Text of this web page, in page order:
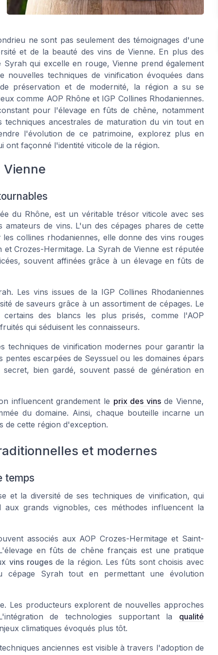
ne sont pas seulement des témoignages d'une
et de la beauté desvins de Vienne. En plus des
Syrah qui excelle en rouge, Vienne prend également
nouvelles techniques de vinification évoquées dans
préservation et de modernité, la région a su se
comme AOP Rhône et IGP Collines Rhodaniennes.
pour l'élevage en fûts de chêne, notamment
techniques ancestrales de maturation du vin tout en
l'évolution de ce patrimoine, explorez plus en
ont façonné l'identité viticole de la région.
du Rhône, est un véritable trésor viticole avec ses
amateurs de vins. L'un des cépages phares de cette
collines rhodaniennes, elle donne des vins rouges
Crozes-Hermitage. La Syrah de Vienne est réputée
souvent affinées grâce à un élevage en fûts de
Les vins issues de la IGP Collines Rhodaniennes
de saveurs grâce à un assortiment de cépages. Le
des blancs les plus prisés, comme l'AOP
qui séduisent les connaisseurs.
techniques de vinification modernes pour garantir la
escarpées de Seyssuel ou les domaines épars
bien gardé, souvent passé de génération en
influencent grandement le prix des vinsde Vienne,
du domaine. Ainsi, chaque bouteille incarne un
de cette région d'exception.
et modernes
temps
et la diversité de ses techniques de vinification, qui
grands vignobles, ces méthodes influencent la
associés aux AOP Crozes-Hermitage et Saint-
enfûts de chêne français est une pratique
vins rougesde la région. Les fûts sont choisis avec
cépage Syrah tout en permettant une évolution
Les producteurs explorent de nouvelles approches
de technologies supportant la qualité
climatiques évoqués plus tôt.
anciennes est visible à travers l'adoption de